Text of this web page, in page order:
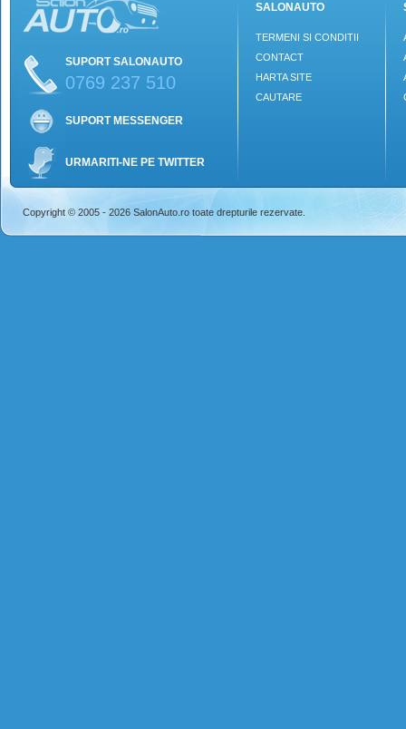
SUPORT SALONAUTO
0769 237 510
SUPORT MESSENGER
URMARITI-NE PE TWITTER
SALONAUTO
TERMENI SI CONDITII
CONTACT
HARTA SITE
CAUTARE
Copyright © 2005 - 2026 SalonAuto.ro toate drepturile rezervate.